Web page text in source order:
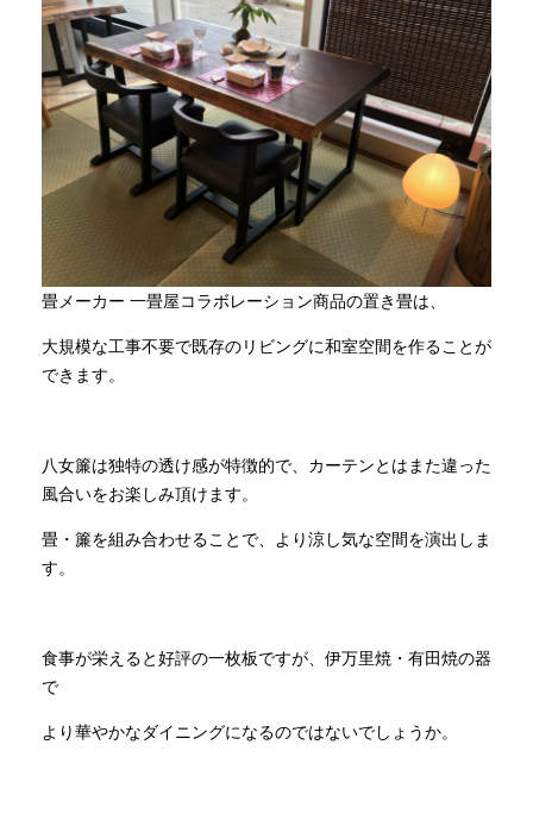
畳メーカー 一畳屋コラボレーション商品の置き畳は、
大規模な工事不要で既存のリビングに和室空間を作ることが
できます。
八女簾は独特の透け感が特徴的で、カーテンとはまた違った
風合いをお楽しみ頂けます。
畳・簾を組み合わせることで、より涼し気な空間を演出しま
す。
食事が栄えると好評の一枚板ですが、伊万里焼・有田焼の器
で
より華やかなダイニングになるのではないでしょうか。